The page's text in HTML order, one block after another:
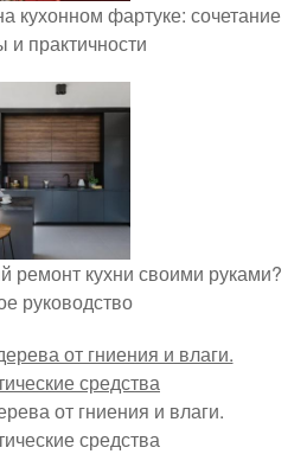
кухонном фартуке: сочетание
и практичности
ремонт кухни своими руками?
руководство
от гниения и влаги.
средства